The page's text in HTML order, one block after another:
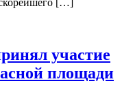
[…]
участие
площади